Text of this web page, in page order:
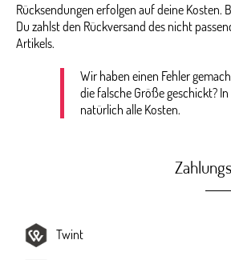
Rücksendungen erfolgen auf deine Kosten.
Du zahlst den Rückversand des nicht
Artikels.
Wir haben einen Fehler
die falsche Größe geschickt?
natürlich alle Kosten.
Twint